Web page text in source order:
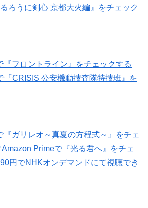
ろうに剣心 京都大火編』をチェック
フロントライン』をチェックする
『CRISIS 公安機動捜査隊特捜班』を
ガリレオ～真夏の方程式～』をチェ
Primeで『光る君へ』をチェ
円でNHKオンデマンドにて視聴でき